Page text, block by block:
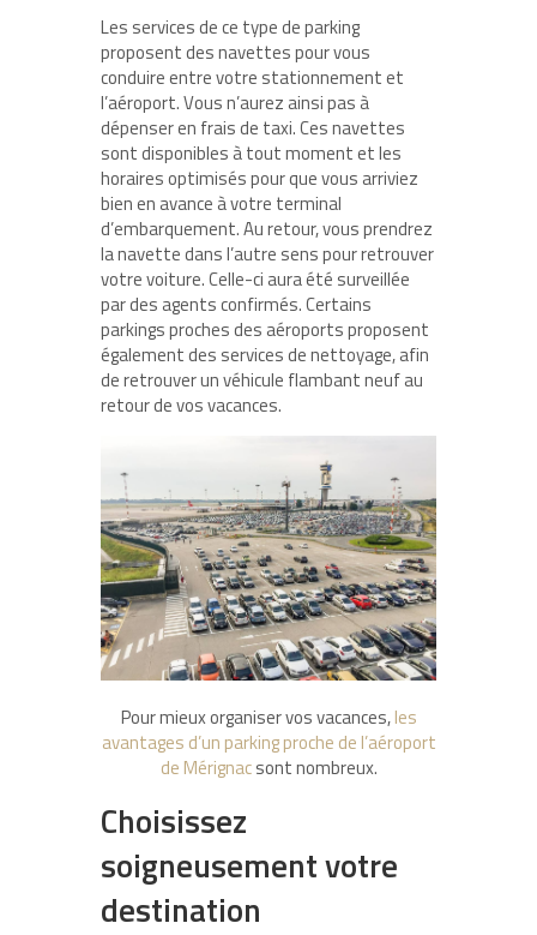
Les services de ce type de parking
proposent des navettes pour vous
conduire entre votre stationnement et
l’aéroport. Vous n’aurez ainsi pas à
dépenser en frais de taxi. Ces navettes
sont disponibles à tout moment et les
horaires optimisés pour que vous arriviez
bien en avance à votre terminal
d’embarquement. Au retour, vous prendrez
la navette dans l’autre sens pour retrouver
votre voiture. Celle-ci aura été surveillée
par des agents confirmés. Certains
parkings proches des aéroports proposent
également des services de nettoyage, afin
de retrouver un véhicule flambant neuf au
retour de vos vacances.
Pour mieux organiser vos vacances,les
avantages d’un parking proche de l’aéroport
de Mérignacsont nombreux.
Choisissez
soigneusement votre
destination